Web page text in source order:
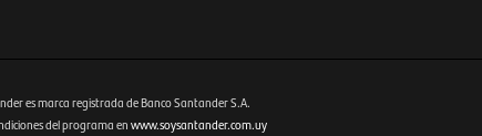
es marca registrada de Banco Santander S.A.
del programa enwww.soysantander.com.uy